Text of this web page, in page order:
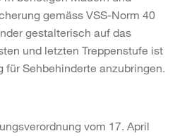
gemäss VSS-Norm 40
gestalterisch auf das
und letzten Treppenstufe ist
für Sehbehinderte anzubringen.
vom 17. April